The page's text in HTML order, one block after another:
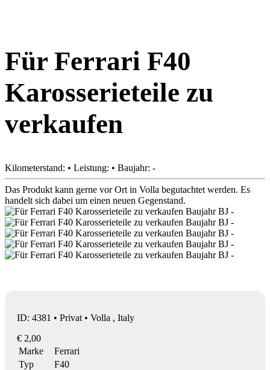
Für Ferrari F40
Karosserieteile zu
verkaufen
Kilometerstand: • Leistung: • Baujahr: -
Das Produkt kann gerne vor Ort in Volla begutachtet werden. Es
handelt sich dabei um einen neuen Gegenstand.
ID: 4381 • Privat • Volla , Italy
€ 2,00
Marke
Ferrari
Typ
F40